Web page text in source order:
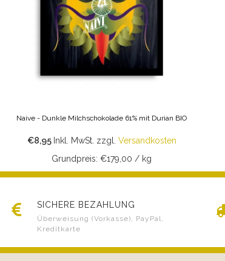
Naive - Dunkle Milchschokolade 61% mit Durian BIO
€8,95 Inkl. MwSt. zzgl. Versandkosten
Grundpreis: €179,00 / kg
SICHERE BEZAHLUNG
Überweisung (Vorkasse), PayPal,
Kreditkarte